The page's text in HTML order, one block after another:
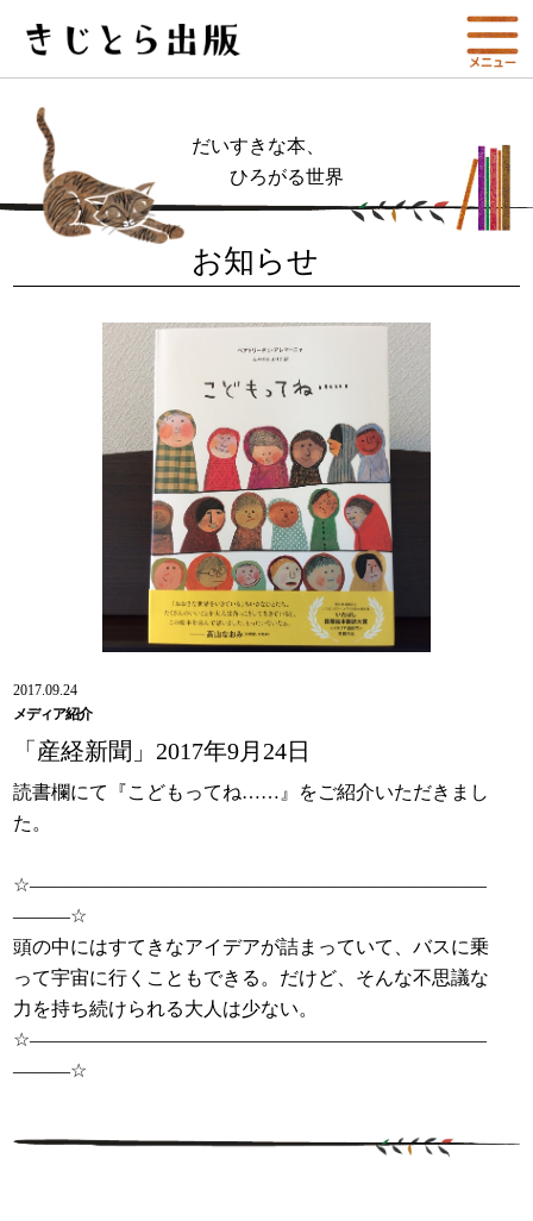
だいすきな本、
ひろがる世界
お知らせ
2017.09.24
メディア紹介
「産経新聞」2017年9月24日
読書欄にて『こどもってね……』をご紹介いただきまし
た。
☆――――――――――――――――――――――――
―――☆
頭の中にはすてきなアイデアが詰まっていて、バスに乗
って宇宙に行くこともできる。だけど、そんな不思議な
力を持ち続けられる大人は少ない。
☆――――――――――――――――――――――――
―――☆